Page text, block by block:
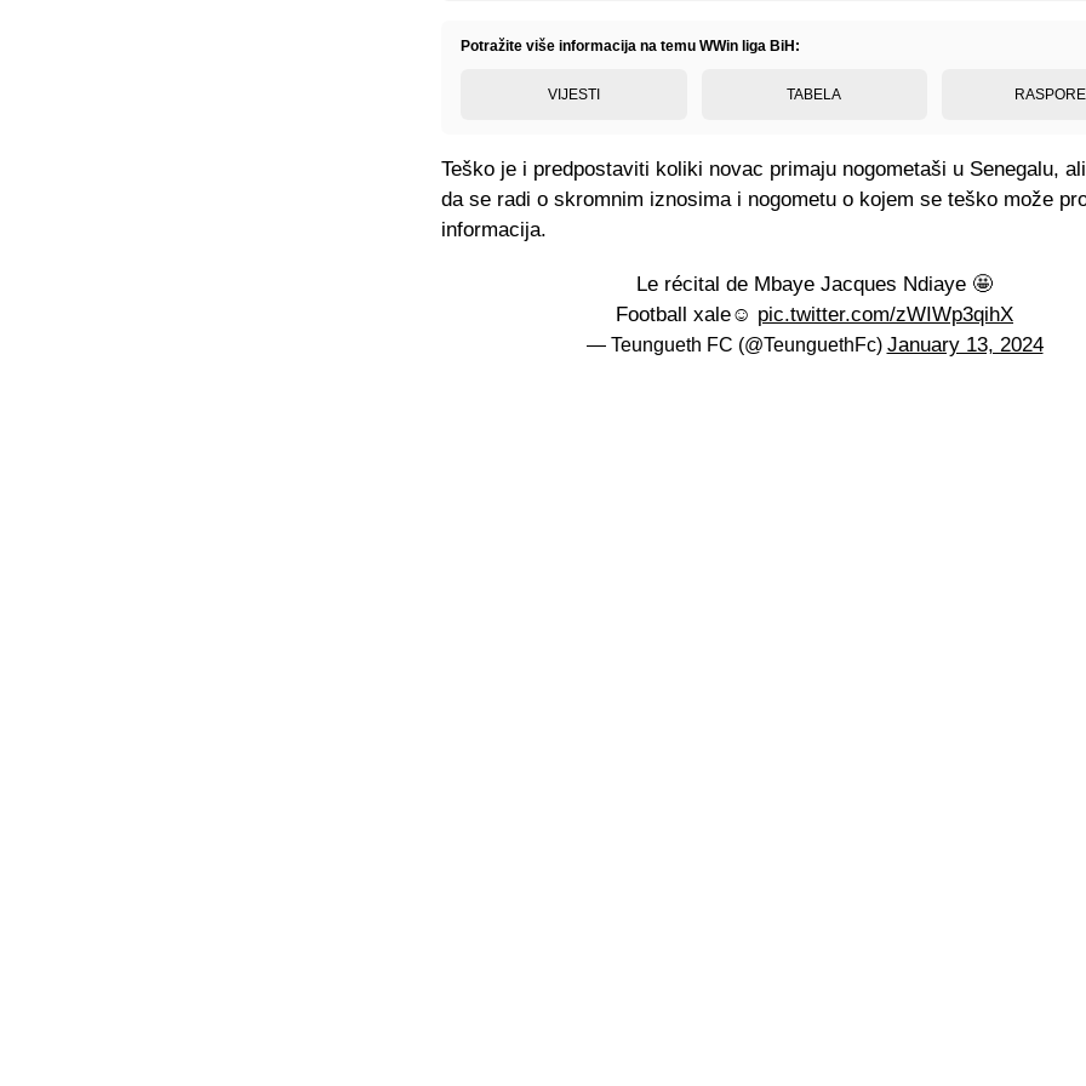
Potražite više informacija na temu WWin liga BiH:
VIJESTI TABELA
Teško je i predpostaviti koliki novac primaju nogometaši u Senegalu,
da se radi o skromnim iznosima i nogometu o kojem se teško može
informacija.
Le récital de Mbaye Jacques Ndiaye 🤩
Football xale☺️ pic.twitter.com/zWIWp3qihX
— Teungueth FC (@TeunguethFc) January 13, 2024